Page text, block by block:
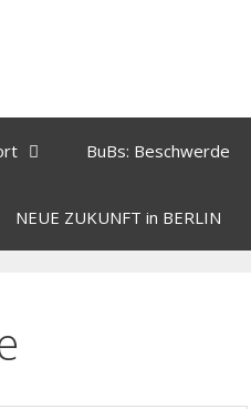
BuBs: Beschwerde
NEUE ZUKUNFT in BERLIN